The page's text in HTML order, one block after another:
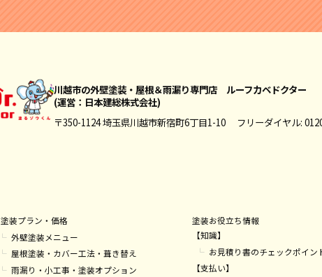
川越市の外壁塗装・屋根＆雨漏り専門店 ルーフカベドクター
(運営：日本建総株式会社)
〒350-1124 埼玉県川越市新宿町6丁目1-10
フリーダイヤル:
塗装プラン・価格
外壁塗装メニュー
屋根塗装・カバー工法・葺き替え
雨漏り・小工事・塗装オプション
塗装お役立ち情報
【知識】
お見積り書のチェックポイン
【支払い】